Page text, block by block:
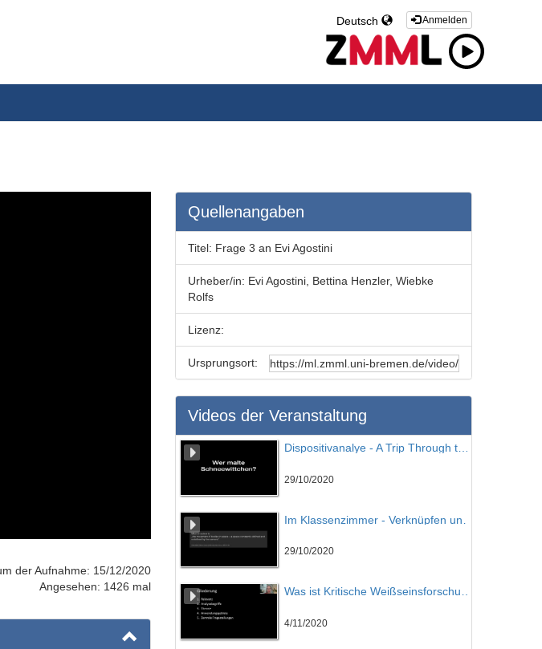
Anmelden
Deutsch
der Aufnahme: 15/12/2020
Angesehen: 1426 mal
Quellenangaben
Titel: Frage 3 an Evi Agostini
Urheber/in: Evi Agostini, Bettina Henzler, Wiebke
Rolfs
Lizenz:
Ursprungsort:
Videos der Veranstaltung
29/10/2020
29/10/2020
4/11/2020